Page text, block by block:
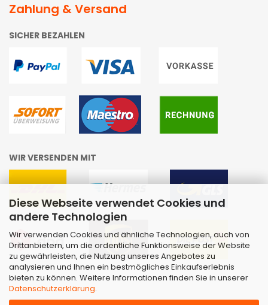
Diese Webseite verwendet Cookies und
andere Technologien
Wir verwenden Cookies und ähnliche Technologien, auch von
Drittanbietern, um die ordentliche Funktionsweise der Website
zu gewährleisten, die Nutzung unseres Angebotes zu
analysieren und Ihnen ein bestmögliches Einkaufserlebnis
bieten zu können. Weitere Informationen finden Sie in unserer
Datenschutzerklärung.
Zahlung & Versand
SICHER BEZAHLEN
WIR VERSENDEN MIT